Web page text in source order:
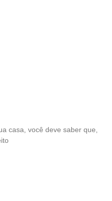
casa, você deve saber que,